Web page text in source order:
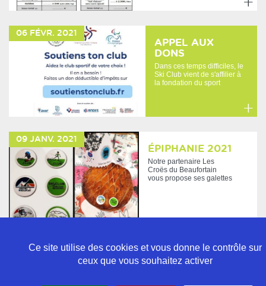
savoir
06 FÉVR. 2021
APPEL AUX
DONS
Dans ces temps difficiles, le
Ski Club vient de s'affilier à
la fondation du sport
09 JANV. 2021
ÉPIPHANIE 2021
Notre partenaire Les
Croës du Beaufortain
vous propose ses galettes
plus
Ce site utilise des cookies et vous donne le contrôle sur
ceux que vous souhaitez activer